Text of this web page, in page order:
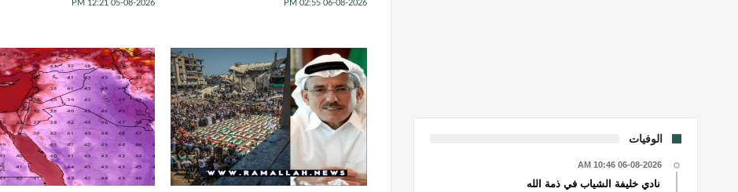
06-08-2026 02:55 PM
05-08-2026 12:21 PM
الوفيات
06-08-2026 10:46 AM
نادي خليفة الشياب في ذمة الله